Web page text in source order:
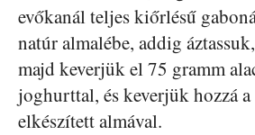
evőkanál teljes kiőrlésű
natúr almalébe, addig
majd keverjük el 75 gramm
joghurttal, és keverjük hozzá a
elkészített almával.